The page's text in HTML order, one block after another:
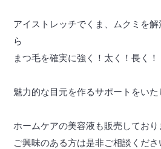
アイストレッチでくま、ムクミを
ら
まつ毛を確実に強く！太く！長く！
魅力的な目元を作るサポートをいた
ホームケアの美容液も販売しており
ご興味のある方は是非ご相談くださ